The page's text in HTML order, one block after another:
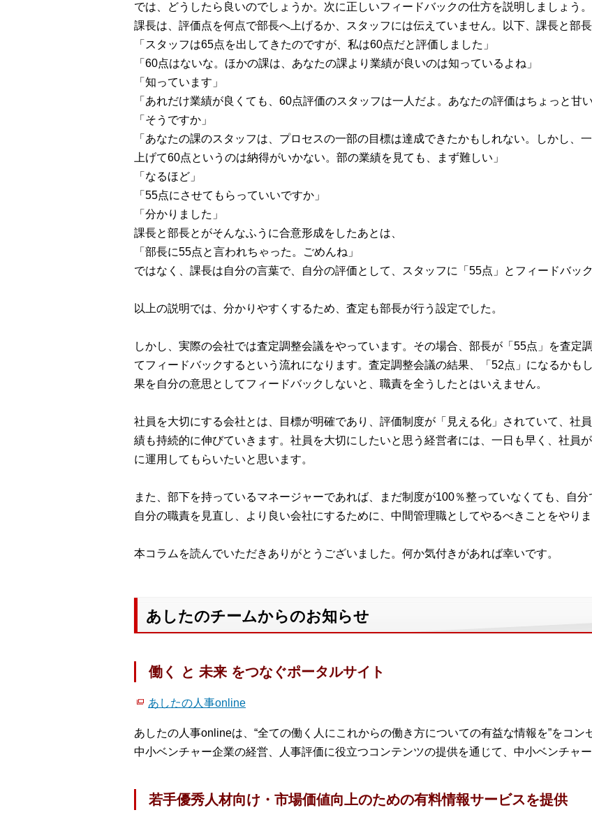
では、どうしたら良いのでしょうか。次に正しいフィードバックの仕方を説明しましょう。
課長は、評価点を何点で部長へ上げるか、スタッフには伝えていません。以下、課長と部長
「スタッフは65点を出してきたのですが、私は60点だと評価しました」
「60点はないな。ほかの課は、あなたの課より業績が良いのは知っているよね」
「知っています」
「あれだけ業績が良くても、60点評価のスタッフは一人だよ。あなたの評価はちょっと甘
「そうですか」
「あなたの課のスタッフは、プロセスの一部の目標は達成できたかもしれない。しかし、
上げて60点というのは納得がいかない。部の業績を見ても、まず難しい」
「なるほど」
「55点にさせてもらっていいですか」
「分かりました」
課長と部長とがそんなふうに合意形成をしたあとは、
「部長に55点と言われちゃった。ごめんね」
ではなく、課長は自分の言葉で、自分の評価として、スタッフに「55点」とフィードバック
以上の説明では、分かりやすくするため、査定も部長が行う設定でした。
しかし、実際の会社では査定調整会議をやっています。その場合、部長が「55点」を査定
てフィードバックするという流れになります。査定調整会議の結果、「52点」になるかも
果を自分の意思としてフィードバックしないと、職責を全うしたとはいえません。
社員を大切にする会社とは、目標が明確であり、評価制度が「見える化」されていて、社
績も持続的に伸びていきます。社員を大切にしたいと思う経営者には、一日も早く、社員
に運用してもらいたいと思います。
また、部下を持っているマネージャーであれば、まだ制度が100％整っていなくても、自
自分の職責を見直し、より良い会社にするために、中間管理職としてやるべきことをやりま
本コラムを読んでいただきありがとうございました。何か気付きがあれば幸いです。
あしたのチームからのお知らせ
働く と 未来 をつなぐポータルサイト
あしたの人事online
あしたの人事onlineは、“全ての働く人にこれからの働き方についての有益な情報を”をコン
中小ベンチャー企業の経営、人事評価に役立つコンテンツの提供を通じて、中小ベンチャ
若手優秀人材向け・市場価値向上のための有料情報サービスを提供